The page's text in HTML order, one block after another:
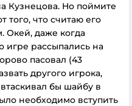
Кузнецова. Но поймите
того, что считаю его
Окей, даже когда
игре рассыпались на
пасовал (43
другого игрока,
бы шайбу в
необходимо вступить